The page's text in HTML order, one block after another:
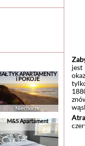
jest
APARTAMENTY
i POKOJE
Niechorze
M&S Apartament